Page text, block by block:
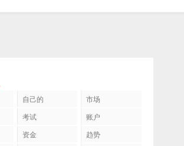
自己的
市场
考试
账户
资金
趋势